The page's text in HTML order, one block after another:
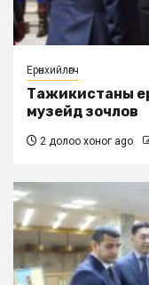
Ерөнхийлөгч
Тажикистаны
музейд зочлов
2 долоо хоног ago